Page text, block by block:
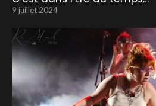
9 juillet 2024